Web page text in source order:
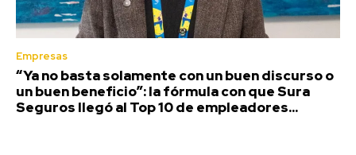
Empresas
“Ya no basta solamente con un buen discurso o
un buen beneficio”: la fórmula con que Sura
Seguros llegó al Top 10 de empleadores...